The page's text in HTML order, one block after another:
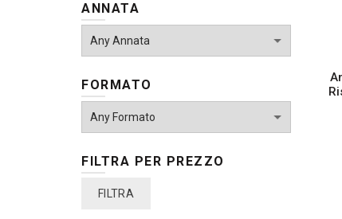
ANNATA
FORMATO
FILTRA PER PREZZO
Prezzo
Prezzo
FILTRA